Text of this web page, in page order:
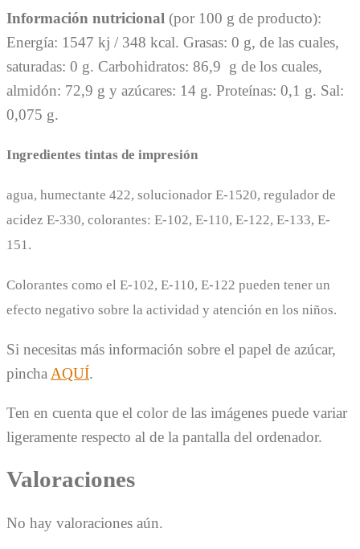
Información nutricional (por 100 g de producto):
Energía: 1547 kj / 348 kcal. Grasas: 0 g, de las cuales,
saturadas: 0 g. Carbohidratos: 86,9 g de los cuales,
almidón: 72,9 g y azúcares: 14 g. Proteínas: 0,1 g. Sal:
0,075 g.
Ingredientes tintas de impresión
agua, humectante 422, solucionador E-1520, regulador de
acidez E-330, colorantes: E-102, E-110, E-122, E-133, E-
151.
Colorantes como el E-102, E-110, E-122 pueden tener un
efecto negativo sobre la actividad y atención en los niños.
Si necesitas más información sobre el papel de azúcar,
pincha AQUÍ.
Ten en cuenta que el color de las imágenes puede variar
ligeramente respecto al de la pantalla del ordenador.
Valoraciones
No hay valoraciones aún.